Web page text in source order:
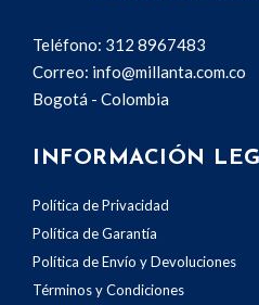
Teléfono: 312 8967483
Correo: info@millanta.com.co
Bogotá - Colombia
INFORMACIÓN
Política de Privacidad
Política de Garantía
Política de Envío y Devoluciones
Términos y Condiciones